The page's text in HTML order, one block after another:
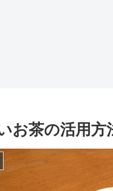
お茶の活用方